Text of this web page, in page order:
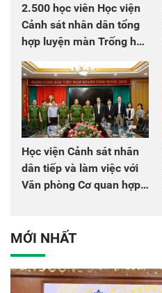
2.500 học viên Học viện
Cảnh sát nhân dân tổng
hợp luyện màn Trống hội
chào mừng Đại hội Đảng
Học viện Cảnh sát nhân
dân tiếp và làm việc với
Văn phòng Cơ quan hợp
MỚI NHẤT